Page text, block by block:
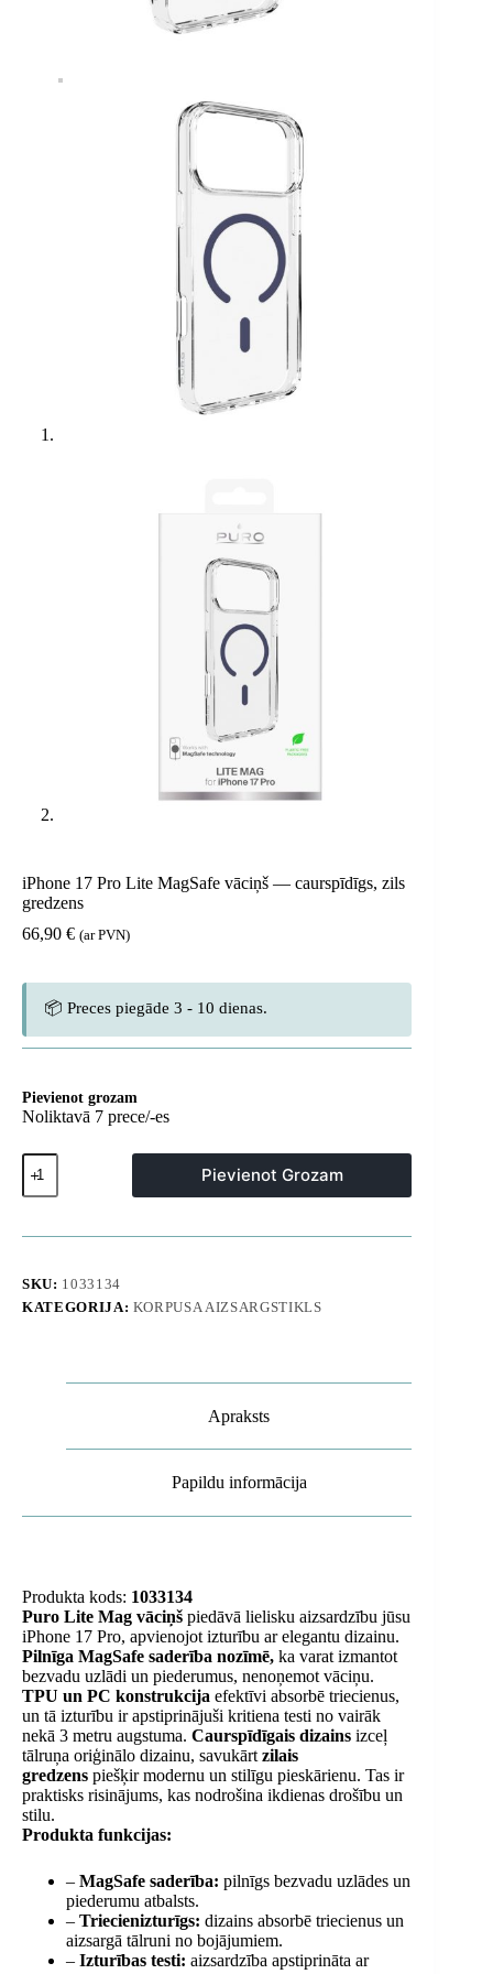
iPhone 17 Pro Lite MagSafe vāciņš — caurspīdīgs, zils
gredzens
66,90 € (ar PVN)
📦 Preces piegāde 3 - 10 dienas.
Pievienot grozam
Noliktavā 7 prece/-es
iPhone
17
Pro
MagSafe
caurspīdīgs,
zils
Pievienot Grozam
SKU: 1033134
KATEGORIJA: KORPUSA AIZSARGSTIKLS
Apraksts
Papildu informācija
Produkta kods: 1033134
Puro Lite Mag vāciņš piedāvā lielisku aizsardzību jūsu
iPhone 17 Pro, apvienojot izturību ar elegantu dizainu.
Pilnīga MagSafe saderība nozīmē, ka varat izmantot
bezvadu uzlādi un piederumus, nenoņemot vāciņu.
TPU un PC konstrukcija efektīvi absorbē triecienus,
un tā izturību ir apstiprinājuši kritiena testi no vairāk
nekā 3 metru augstuma. Caurspīdīgais dizains izceļ
tālruņa oriģinālo dizainu, savukārt zilais
gredzens piešķir modernu un stilīgu pieskārienu. Tas ir
praktisks risinājums, kas nodrošina ikdienas drošību un
stilu.
Produkta funkcijas:
– MagSafe saderība: pilnīgs bezvadu uzlādes un
piederumu atbalsts.
– Triecienizturīgs: dizains absorbē triecienus un
aizsargā tālruni no bojājumiem.
– Izturības testi: aizsardzība apstiprināta ar